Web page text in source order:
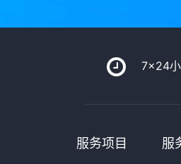
7x24
服务项目 服